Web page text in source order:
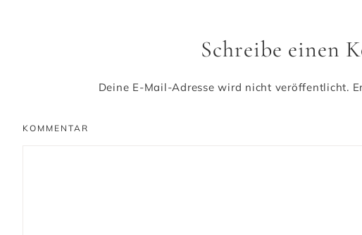
Schreibe einen
Deine E-Mail-Adresse wird nicht veröffentlicht.
KOMMENTAR